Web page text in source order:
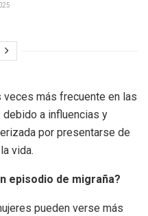
veces más frecuente en las
a influencias y
por presentarse de
vida.
episodio de migraña?
pueden verse más